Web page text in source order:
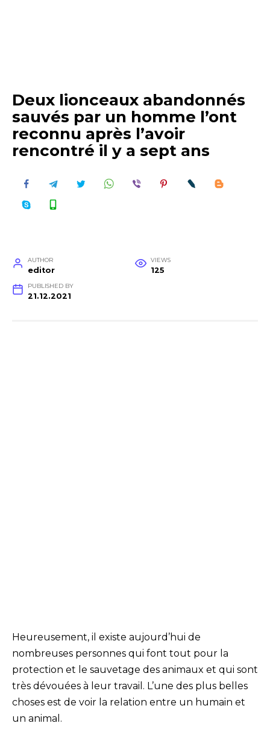
Deux lionceaux abandonnés
sauvés par un homme l’ont
reconnu après l’avoir
rencontré il y a sept ans
AUTHOR
editor
VIEWS
125
PUBLISHED BY
21.12.2021
Heureusement, il existe aujourd’hui de
nombreuses personnes qui font tout pour la
protection et le sauvetage des animaux et qui sont
très dévouées à leur travail. L’une des plus belles
choses est de voir la relation entre un humain et
un animal.